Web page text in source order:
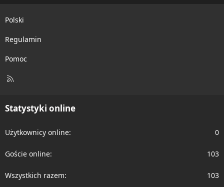
Polski
Regulamin
Pomoc
R
Statystyki online
Użytkownicy online 0
Goście online 103
Wszystkich razem 103